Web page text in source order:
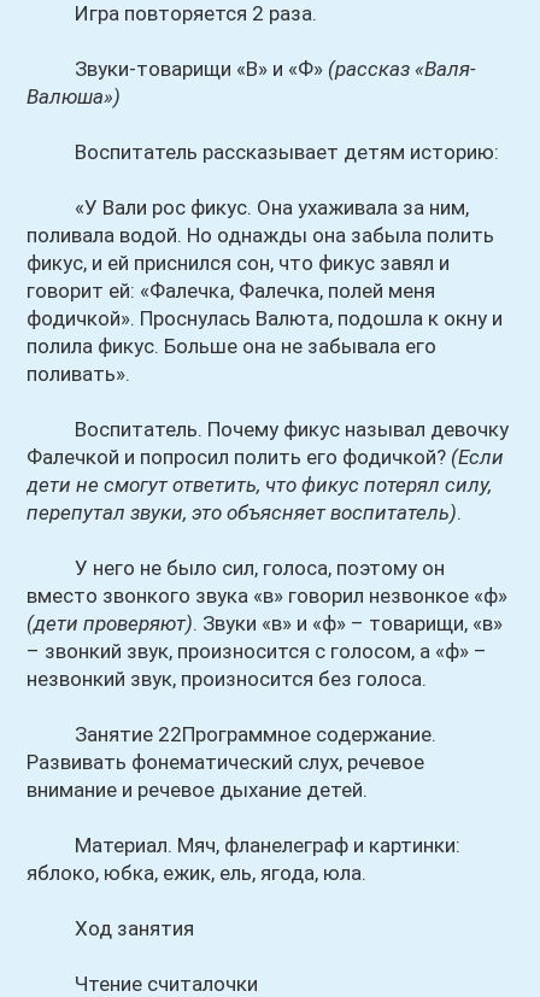
Игра повторяется 2 раза.
Звуки-товарищи «В» и «Ф» (рассказ «Валя-
Валюша»)
Воспитатель рассказывает детям историю:
«У Вали рос фикус. Она ухаживала за ним,
поливала водой. Но однажды она забыла полить
фикус, и ей приснился сон, что фикус завял и
говорит ей: «Фалечка, Фалечка, полей меня
фодичкой». Проснулась Валюта, подошла к окну и
полила фикус. Больше она не забывала его
поливать».
Воспитатель. Почему фикус называл девочку
Фалечкой и попросил полить его фодичкой? (Если
дети не смогут ответить, что фикус потерял силу,
перепутал звуки, это объясняет воспитатель).
У него не было сил, голоса, поэтому он
вместо звонкого звука «в» говорил незвонкое «ф»
(дети проверяют). Звуки «в» и «ф» – товарищи, «в»
– звонкий звук, произносится с голосом, а «ф» –
незвонкий звук, произносится без голоса.
Занятие 22Программное содержание.
Развивать фонематический слух, речевое
внимание и речевое дыхание детей.
Материал. Мяч, фланелеграф и картинки:
яблоко, юбка, ежик, ель, ягода, юла.
Ход занятия
Чтение считалочки